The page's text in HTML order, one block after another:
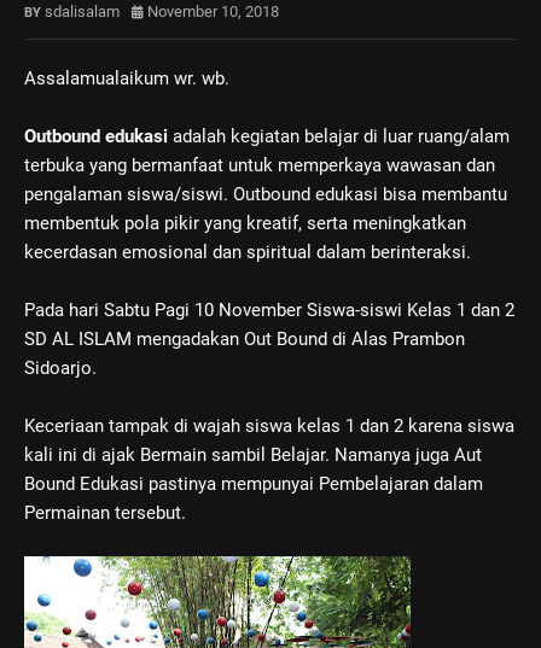
sdalisalam November 10, 2018
Assalamualaikum wr. wb.
Outbound edukasi adalah kegiatan belajar di luar ruang/alam
terbuka yang bermanfaat untuk memperkaya wawasan dan
pengalaman siswa/siswi. Outbound edukasi bisa membantu
membentuk pola pikir yang kreatif, serta meningkatkan
kecerdasan emosional dan spiritual dalam berinteraksi.
Pada hari Sabtu Pagi 10 November Siswa-siswi Kelas 1 dan 2
SD AL ISLAM mengadakan Out Bound di Alas Prambon
Sidoarjo.
Keceriaan tampak di wajah siswa kelas 1 dan 2 karena siswa
kali ini di ajak Bermain sambil Belajar. Namanya juga Aut
Bound Edukasi pastinya mempunyai Pembelajaran dalam
Permainan tersebut.